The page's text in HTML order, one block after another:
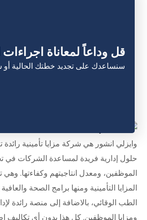
قل وداعاً لمعاناة
سنساعدك على تجديد خطتك الحالية أو
وايزلي انشور هي شركة مزايا تأمينية رائدة
حلول إدارية فريدة لمساعدة الشركات
الموظفين، ومعدل انتاجيتهم وكفاءتها. وهي
المزايا التأمينية ومنها برامج الصحة
الطب الوقائي، بالاضافة إلى منصة رائدة
ومزايا الموظفين. كل هذا بدون أي تكاليف